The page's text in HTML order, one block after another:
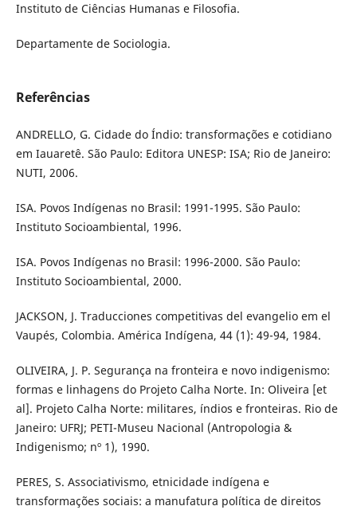
Instituto de Ciências Humanas e Filosofia.
Departamente de Sociologia.
Referências
ANDRELLO, G. Cidade do Índio: transformações e cotidiano
em Iauaretê. São Paulo: Editora UNESP: ISA; Rio de Janeiro:
NUTI, 2006.
ISA. Povos Indígenas no Brasil: 1991-1995. São Paulo:
Instituto Socioambiental, 1996.
ISA. Povos Indígenas no Brasil: 1996-2000. São Paulo:
Instituto Socioambiental, 2000.
JACKSON, J. Traducciones competitivas del evangelio em el
Vaupés, Colombia. América Indígena, 44 (1): 49-94, 1984.
OLIVEIRA, J. P. Segurança na fronteira e novo indigenismo:
formas e linhagens do Projeto Calha Norte. In: Oliveira [et
al]. Projeto Calha Norte: militares, índios e fronteiras. Rio de
Janeiro: UFRJ; PETI-Museu Nacional (Antropologia &
Indigenismo; nº 1), 1990.
PERES, S. Associativismo, etnicidade indígena e
transformações sociais: a manufatura política de direitos